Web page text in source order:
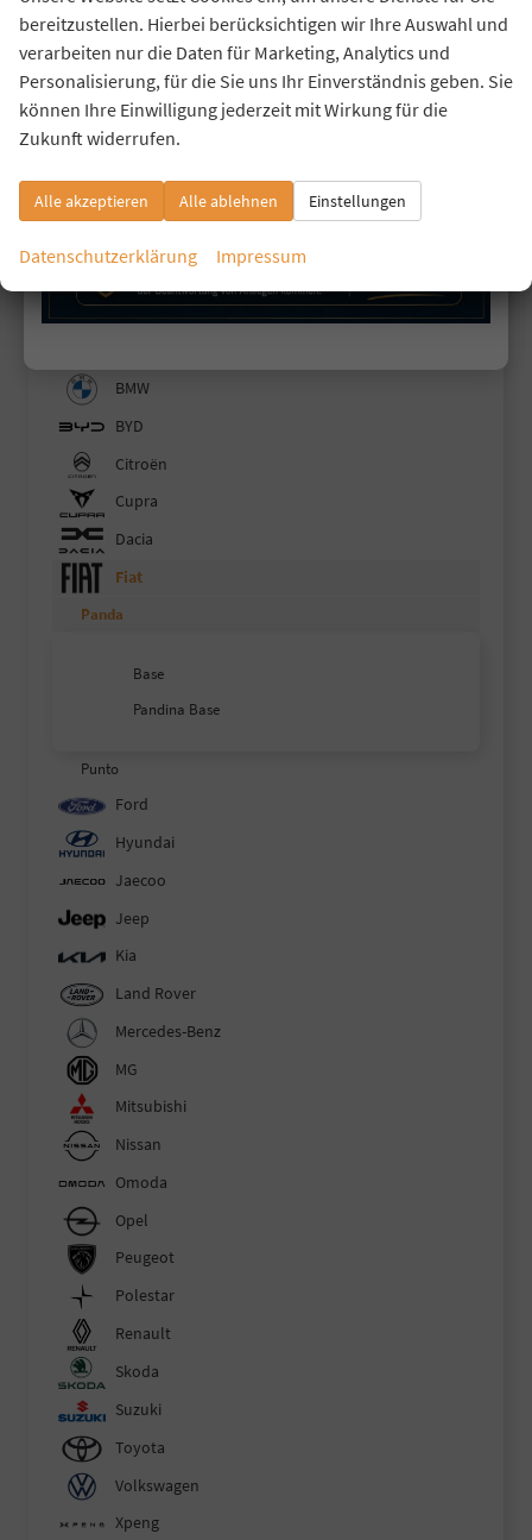
Außenfarbeschwarz / cinemaschwarz Leistung 52 kW (71 PS)
Kilometerstand 3 km 30.09.2024
12.970,– €
incl. 19% MwSt.
Details
Verbrauch kombiniert:
CO2-Emissionen:113,00 g/km
Fahrzeugnr.
Baic
BMW
BYD
Citroën
Cupra
Dacia
Fiat
Panda
Base
Pandina Base
Punto
Ford
Hyundai
Jaecoo
Jeep
Kia
Land Rover
Mercedes-Benz
MG
Mitsubishi
Nissan
Omoda
Opel
Peugeot
Polestar
Renault
Skoda
Suzuki
Toyota
Volkswagen
Xpeng
bereitzustellen. Hierbei berücksichtigen wir Ihre Auswahl und
verarbeiten nur die Daten für Marketing, Analytics und
Personalisierung, für die Sie uns Ihr Einverständnis geben. Sie
können Ihre Einwilligung jederzeit mit Wirkung für die
Zukunft widerrufen.
Alle akzeptieren Alle ablehnen Einstellungen
Datenschutzerklärung Impressum